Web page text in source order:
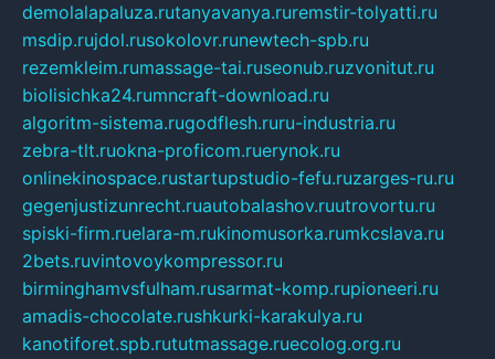
demolalapaluza.rutanyavanya.ruremstir-tolyatti.ru
msdip.rujdol.rusokolovr.runewtech-spb.ru
rezemkleim.rumassage-tai.ruseonub.ruzvonitut.ru
biolisichka24.rumncraft-download.ru
algoritm-sistema.rugodflesh.ruru-industria.ru
zebra-tlt.ruokna-proficom.ruerynok.ru
onlinekinospace.rustartupstudio-fefu.ruzarges-ru.ru
gegenjustizunrecht.ruautobalashov.ruutrovortu.ru
spiski-firm.ruelara-m.rukinomusorka.rumkcslava.ru
2bets.ruvintovoykompressor.ru
birminghamvsfulham.rusarmat-komp.rupioneeri.ru
amadis-chocolate.rushkurki-karakulya.ru
kanotiforet.spb.rututmassage.ruecolog.org.ru